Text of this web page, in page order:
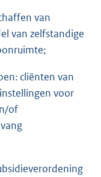
van
van zelfstandige
cliënten van
voor
of